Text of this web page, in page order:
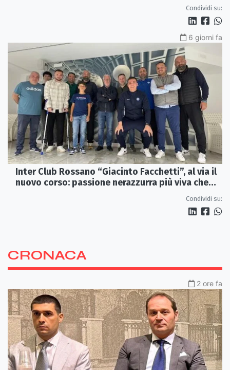
Condividi su:
6 giorni fa
Inter Club Rossano “Giacinto Facchetti”, al via il
nuovo corso: passione nerazzurra più viva che
Condividi su:
CRONACA
2 ore fa